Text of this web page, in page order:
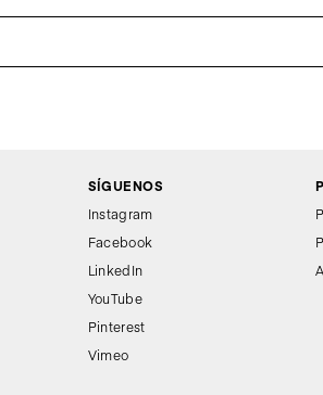
SÍGUENOS
Instagram
Facebook
LinkedIn
YouTube
Pinterest
Vimeo